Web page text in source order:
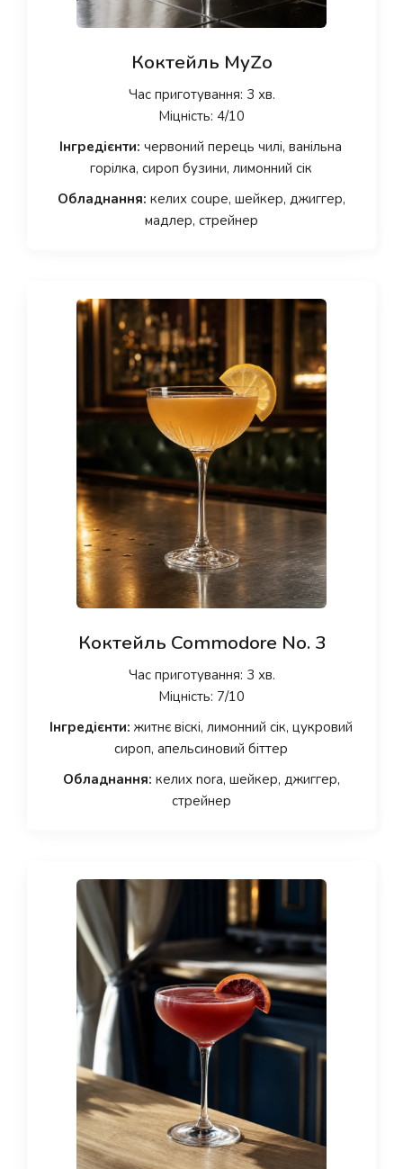
Коктейль MyZo
Час приготування: 3 хв.
Міцність: 4/10
Інгредієнти: червоний перець чилі, ванільна
горілка, сироп бузини, лимонний сік
Обладнання: келих coupe, шейкер, джиггер,
мадлер, стрейнер
Коктейль Commodore No. 3
Час приготування: 3 хв.
Міцність: 7/10
Інгредієнти: житнє віскі, лимонний сік, цукровий
сироп, апельсиновий біттер
Обладнання: келих nora, шейкер, джиггер,
стрейнер